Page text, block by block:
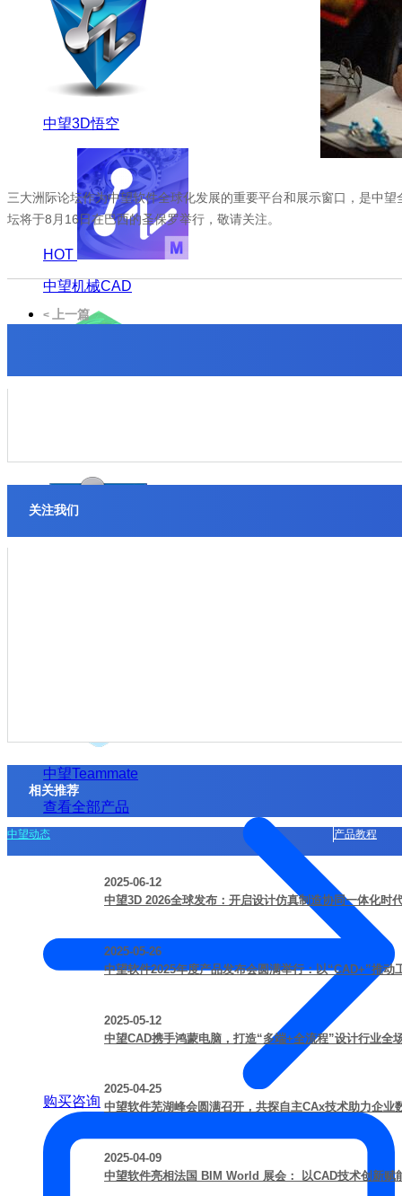
中望3D悟空
HOT
中望机械CAD
中望Teammate
查看全部产品
购买咨询
三大洲际论坛作为中望软件全球化发展的重要平台和展示窗口，是中
坛将于8月16日在巴西的圣保罗举行，敬请关注。
< 上一篇
关注我们
相关推荐
中望动态 产品教程
2025-06-12
中望3D 2026全球发布：开启设计仿真制造协同一体化时
2025-05-26
中望软件2025年度产品发布会圆满举行：以“CAD+”推动
2025-05-12
中望CAD携手鸿蒙电脑，打造“多端+全流程”设计行业全
2025-04-25
中望软件芜湖峰会圆满召开，共探自主CAx技术助力企业
2025-04-09
中望软件亮相法国 BIM World 展会： 以CAD技术创新赋